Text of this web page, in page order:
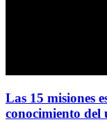
Las 15 misiones
conocimiento del